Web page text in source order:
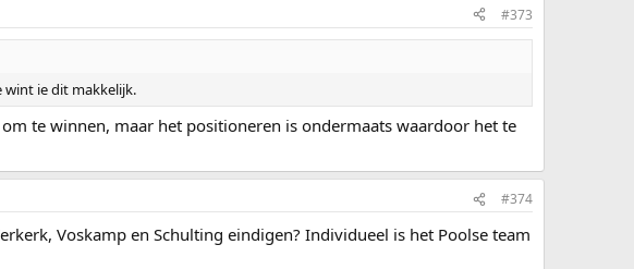
#373
wint ie dit makkelijk.
te winnen, maar het positioneren is ondermaats waardoor het te
#374
Voskamp en Schulting eindigen? Individueel is het Poolse team